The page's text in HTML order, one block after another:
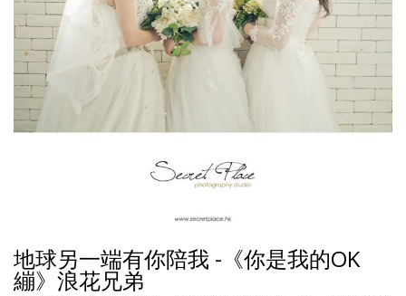
地球另一端有你陪我 -《你是我的OK
繃》浪花兄弟